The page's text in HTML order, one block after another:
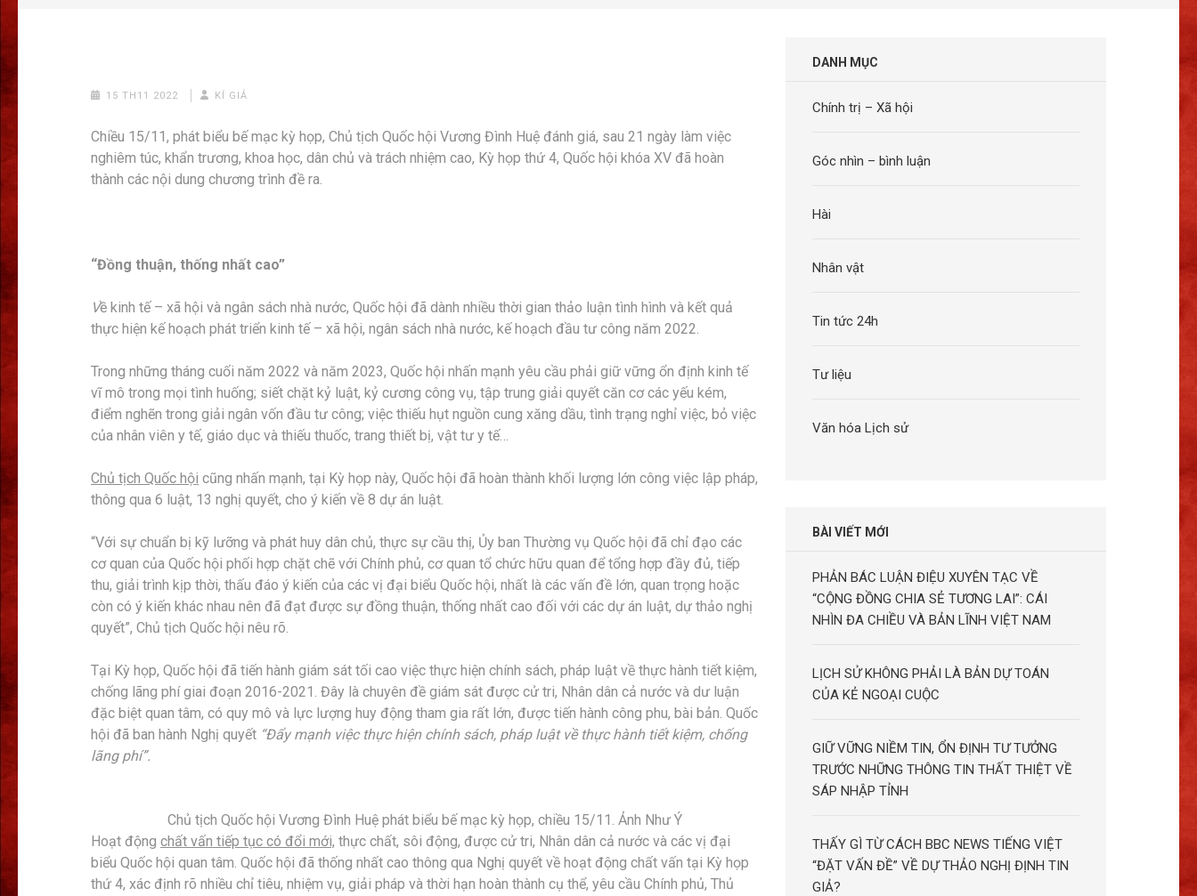
15 TH11 2022 KÍ GIẢ
Chiều 15/11, phát biểu bế mạc kỳ họp, Chủ tịch Quốc hội Vương Đình Huệ đánh giá, sau 21 ngày làm việc
nghiêm túc, khẩn trương, khoa học, dân chủ và trách nhiệm cao, Kỳ họp thứ 4, Quốc hội khóa XV đã hoàn
thành các nội dung chương trình đề ra.
“Đồng thuận, thống nhất cao”
Về kinh tế – xã hội và ngân sách nhà nước, Quốc hội đã dành nhiều thời gian thảo luận tình hình và kết quả
thực hiện kế hoạch phát triển kinh tế – xã hội, ngân sách nhà nước, kế hoạch đầu tư công năm 2022.
Trong những tháng cuối năm 2022 và năm 2023, Quốc hội nhấn mạnh yêu cầu phải giữ vững ổn định kinh tế
vĩ mô trong mọi tình huống; siết chặt kỷ luật, kỷ cương công vụ, tập trung giải quyết căn cơ các yếu kém,
điểm nghẽn trong giải ngân vốn đầu tư công; việc thiếu hụt nguồn cung xăng dầu, tình trạng nghỉ việc, bỏ việc
của nhân viên y tế, giáo dục và thiếu thuốc, trang thiết bị, vật tư y tế…
Chủ tịch Quốc hội cũng nhấn mạnh, tại Kỳ họp này, Quốc hội đã hoàn thành khối lượng lớn công việc lập pháp,
thông qua 6 luật, 13 nghị quyết, cho ý kiến về 8 dự án luật.
“Với sự chuẩn bị kỹ lưỡng và phát huy dân chủ, thực sự cầu thị, Ủy ban Thường vụ Quốc hội đã chỉ đạo các
cơ quan của Quốc hội phối hợp chặt chẽ với Chính phủ, cơ quan tổ chức hữu quan để tổng hợp đầy đủ, tiếp
thu, giải trình kịp thời, thấu đáo ý kiến của các vị đại biểu Quốc hội, nhất là các vấn đề lớn, quan trọng hoặc
còn có ý kiến khác nhau nên đã đạt được sự đồng thuận, thống nhất cao đối với các dự án luật, dự thảo nghị
quyết”, Chủ tịch Quốc hội nêu rõ.
Tại Kỳ họp, Quốc hội đã tiến hành giám sát tối cao việc thực hiện chính sách, pháp luật về thực hành tiết kiệm,
chống lãng phí giai đoạn 2016-2021. Đây là chuyên đề giám sát được cử tri, Nhân dân cả nước và dư luận
đặc biệt quan tâm, có quy mô và lực lượng huy động tham gia rất lớn, được tiến hành công phu, bài bản. Quốc
hội đã ban hành Nghị quyết “Đẩy mạnh việc thực hiện chính sách, pháp luật về thực hành tiết kiệm, chống
lãng phí”.
Chủ tịch Quốc hội Vương Đình Huệ phát biểu bế mạc kỳ họp, chiều 15/11. Ảnh Như Ý
Hoạt động chất vấn tiếp tục có đổi mới, thực chất, sôi động, được cử tri, Nhân dân cả nước và các vị đại
biểu Quốc hội quan tâm. Quốc hội đã thống nhất cao thông qua Nghị quyết về hoạt động chất vấn tại Kỳ họp
thứ 4, xác định rõ nhiều chỉ tiêu, nhiệm vụ, giải pháp và thời hạn hoàn thành cụ thể, yêu cầu Chính phủ, Thủ
DANH MỤC
Chính trị – Xã hội
Góc nhìn – bình luận
Hài
Nhân vật
Tin tức 24h
Tư liệu
Văn hóa Lịch sử
BÀI VIẾT MỚI
PHẢN BÁC LUẬN ĐIỆU XUYÊN TẠC VỀ
“CỘNG ĐỒNG CHIA SẺ TƯƠNG LAI”: CÁI
NHÌN ĐA CHIỀU VÀ BẢN LĨNH VIỆT NAM
LỊCH SỬ KHÔNG PHẢI LÀ BẢN DỰ TOÁN
CỦA KẺ NGOẠI CUỘC
GIỮ VỮNG NIỀM TIN, ỔN ĐỊNH TƯ TƯỞNG
TRƯỚC NHỮNG THÔNG TIN THẤT THIỆT VỀ
SÁP NHẬP TỈNH
THẤY GÌ TỪ CÁCH BBC NEWS TIẾNG VIỆT
“ĐẶT VẤN ĐỀ” VỀ DỰ THẢO NGHỊ ĐỊNH TIN
GIẢ?